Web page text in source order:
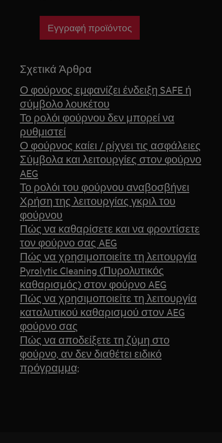
Εγγραφή προϊόντος
Σχετικά Άρθρα
Ο φούρνος εμφανίζει ένδειξη SAFE ή
σύμβολο λουκέτου
Το ρολόι φούρνου δεν μπορεί να
ρυθμιστεί
Ο φούρνος καίει / ρίχνει τις ασφάλειες
Σύμβολα και λειτουργίες στον φούρνο
AEG
Το ρολόι του φούρνου αναβοσβήνει
Χρήση της λειτουργίας γκριλ του
φούρνου
Πώς να καθαρίσετε και να φροντίσετε
τον φούρνο σας AEG
Πώς να χρησιμοποιείτε τη λειτουργία
Pyrolytic Cleaning (Πυρολυτικός
καθαρισμός) στον φούρνο AEG
Πώς να χρησιμοποιείτε τη λειτουργία
καταλυτικού καθαρισμού στον AEG
φούρνο σας
Πώς να αποδείξετε τη ζύμη στο
φούρνο, αν δεν διαθέτει ειδικό
πρόγραμμα;